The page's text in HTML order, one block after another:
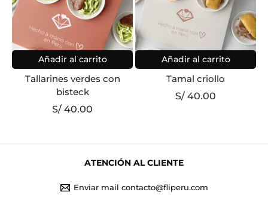
Añadir al carrito
Tallarines verdes con
bisteck
S/ 40.00
Añadir al carrito
Tamal criollo
S/ 40.00
ATENCIÓN AL CLIENTE
Enviar mail contacto@fliperu.com